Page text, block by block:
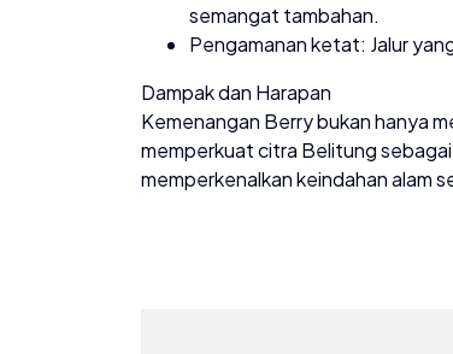
semangat tambahan.
Pengamanan ketat: Jalur
Dampak dan Harapan
Kemenangan Berry bukan hanya
memperkuat citra Belitung
memperkenalkan keindahan alam